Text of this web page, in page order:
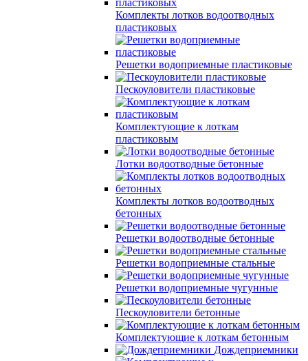
Комплекты лотков водоотводных
пластиковых
Решетки водоприемные пластиковые
Пескоуловители пластиковые
Комплектующие к лоткам
пластиковым
Лотки водоотводные бетонные
Комплекты лотков водоотводных
бетонных
Решетки водоотводные бетонные
Решетки водоприемные стальные
Решетки водоприемные чугунные
Пескоуловители бетонные
Комплектующие к лоткам бетонным
Дождеприемники